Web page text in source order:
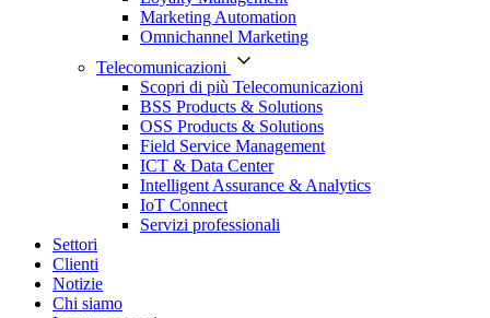
Marketing Automation
Omnichannel Marketing
Telecomunicazioni
Scopri di più Telecomunicazioni
BSS Products & Solutions
OSS Products & Solutions
Field Service Management
ICT & Data Center
Intelligent Assurance & Analytics
IoT Connect
Servizi professionali
Settori
Clienti
Notizie
Chi siamo